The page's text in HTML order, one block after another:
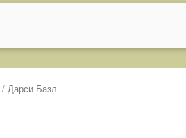
/ Дарси Базл